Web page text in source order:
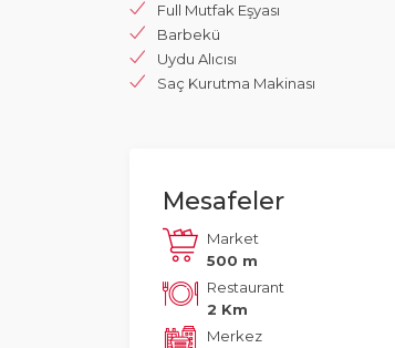
Full Mutfak Eşyası
Barbekü
Uydu Alıcısı
Saç Kurutma Makinası
Mesafeler
Market
500 m
Restaurant
2 Km
Merkez